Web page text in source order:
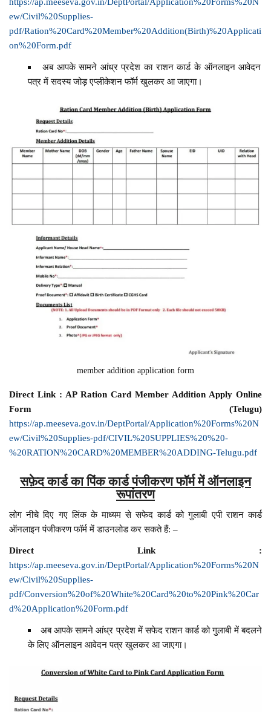
ew/Civil%20Supplies-
pdf/Ration%20Card%20Member%20Addition(Birth)%20Applicati
on%20Form.pdf
अब आपके सामने आंध्र प्रदेश का राशन कार्ड के ऑनलाइन आवेदन
पत्र में सदस्य जोड़ एप्लीकेशन फॉर्म खुलकर आ जाएगा।
member addition application form
Direct Link : AP Ration Card Member Addition Apply Online
Form (Telugu)
https://ap.meeseva.gov.in/DeptPortal/Application%20Forms%20N
ew/Civil%20Supplies-pdf/CIVIL%20SUPPLIES%20%20-
%20RATION%20CARD%20MEMBER%20ADDING-Telugu.pdf
सफ़ेद कार्ड का पिंक कार्ड पंजीकरण फॉर्म में ऑनलाइन
रूपांतरण
लोग नीचे दिए गए लिंक के माध्यम से सफेद कार्ड को गुलाबी एपी राशन कार्ड
ऑनलाइन पंजीकरण फॉर्म में डाउनलोड कर सकते हैं: –
Direct Link :
https://ap.meeseva.gov.in/DeptPortal/Application%20Forms%20N
ew/Civil%20Supplies-
pdf/Conversion%20of%20White%20Card%20to%20Pink%20Car
d%20Application%20Form.pdf
अब आपके सामने आंध्र प्रदेश में सफेद राशन कार्ड को गुलाबी में बदलने
के लिए ऑनलाइन आवेदन पत्र खुलकर आ जाएगा।